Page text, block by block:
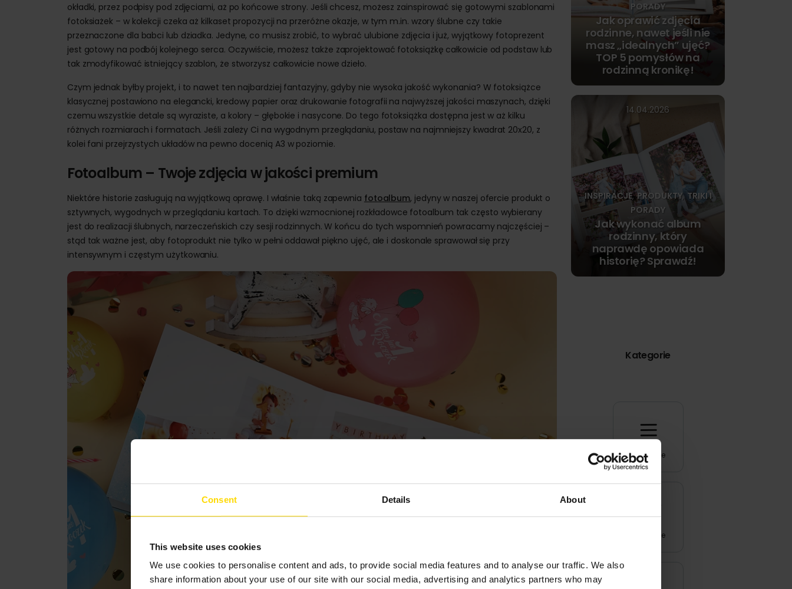
Consent Details About
This website uses cookies
We use cookies to personalise content and ads, to provide social media features and to analyse our traffic. We also
share information about your use of our site with our social media, advertising and analytics partners who may
okładki, przez podpisy pod zdjęciami, aż po końcowe strony. Jeśli chcesz, możesz zainspirować się gotowymi szablonami
fotoksiażek – w kolekcji czeka aż kilkaset propozycji na przeróżne okazje, w tym m.in. wzory ślubne czy takie
przeznaczone dla babci lub dziadka. Jedyne, co musisz zrobić, to wybrać ulubione zdjęcia i już, wyjątkowy fotoprezent
jest gotowy na podbój kolejnego serca. Oczywiście, możesz także zaprojektować fotoksiążkę całkowicie od podstaw lub
tak zmodyfikować istniejący szablon, że stworzysz całkowicie nowe dzieło.
Czym jednak byłby projekt, i to nawet ten najbardziej fantazyjny, gdyby nie wysoka jakość wykonania? W fotoksiążce
klasycznej postawiono na elegancki, kredowy papier oraz drukowanie fotografii na najwyższej jakości maszynach, dzięki
czemu wszystkie detale są wyraziste, a kolory – głębokie i nasycone. Do tego fotoksiążka dostępna jest w aż kilku
różnych rozmiarach i formatach. Jeśli zależy Ci na wygodnym przeglądaniu, postaw na najmniejszy kwadrat 20x20, z
kolei fani przejrzystych układów na pewno docenią A3 w poziomie.
Fotoalbum – Twoje zdjęcia w jakości premium
Niektóre historie zasługują na wyjątkową oprawę. I właśnie taką zapewnia fotoalbum, jedyny w naszej ofercie produkt o
sztywnych, wygodnych w przeglądaniu kartach. To dzięki wzmocnionej rozkładowce fotoalbum tak często wybierany
jest do realizacji ślubnych, narzeczeńskich czy sesji rodzinnych. W końcu do tych wspomnień powracamy najczęściej –
stąd tak ważne jest, aby fotoprodukt nie tylko w pełni oddawał piękno ujęć, ale i doskonale sprawował się przy
intensywnym i częstym użytkowaniu.
PORADY
Jak oprawić zdjęcia
rodzinne, nawet jeśli nie
masz „idealnych” ujęć?
TOP 5 pomysłów na
rodzinną kronikę!
14.04.2026
INSPIRACJE,PRODUKTY, TRIKI I
PORADY
Jak wykonać album
rodzinny, który
naprawdę opowiada
historię? Sprawdź!
Kategorie
Wszystkie
Inspiracje